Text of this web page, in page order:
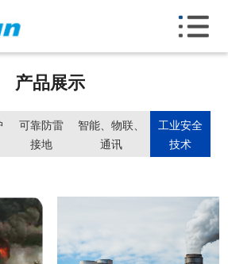
产品展示
可靠防雷
接地
智能、物联、
通讯
工业安全
技术